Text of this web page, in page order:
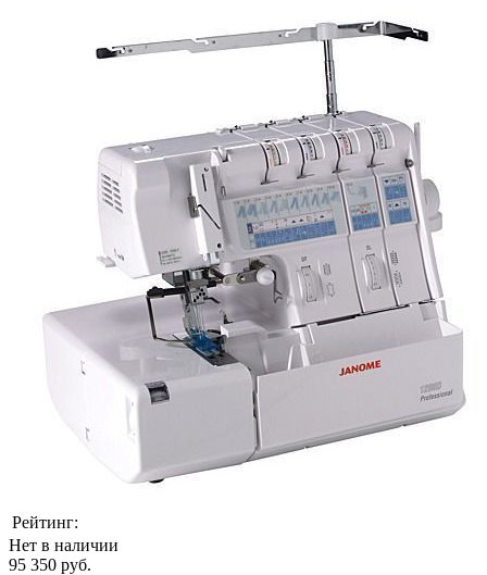
Рейтинг:
Нет в наличии
95 350 руб.